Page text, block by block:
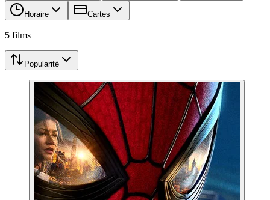
Horaire Cartes
5 films
Popularité